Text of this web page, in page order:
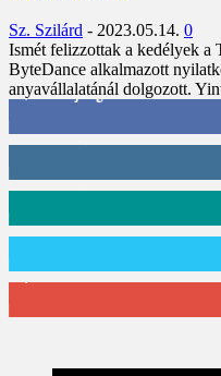
Sz. Szilárd - 2023.05.14. 0
Ismét felizzottak a kedélyek
ByteDance alkalmazott
anyavállalatánál dolgozott.
3,452 Rajongók